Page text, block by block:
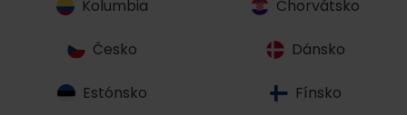
Kolumbia Chorvátsko
Česko Dánsko
Estónsko Fínsko